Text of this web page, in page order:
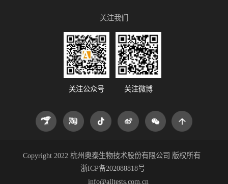
关注我们
关注公众号 关注微博
Copyright 2022 杭州奥泰生物技术股份有限公司 版权所有
浙ICP备202088818号
info@alltests.com.cn